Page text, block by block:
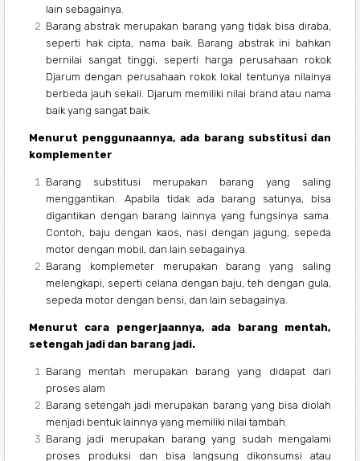
lain sebagainya.
Barang abstrak merupakan barang yang tidak bisa diraba,
seperti hak cipta, nama baik. Barang abstrak ini bahkan
bernilai sangat tinggi, seperti harga perusahaan rokok
Djarum dengan perusahaan rokok lokal tentunya nilainya
berbeda jauh sekali. Djarum memiliki nilai brand atau nama
baik yang sangat baik.
Menurut penggunaannya, ada barang substitusi dan
komplementer
Barang substitusi merupakan barang yang saling
menggantikan. Apabila tidak ada barang satunya, bisa
digantikan dengan barang lainnya yang fungsinya sama.
Contoh, baju dengan kaos, nasi dengan jagung, sepeda
motor dengan mobil, dan lain sebagainya.
Barang komplemeter merupakan barang yang saling
melengkapi, seperti celana dengan baju, teh dengan gula,
sepeda motor dengan bensi, dan lain sebagainya.
Menurut cara pengerjaannya, ada barang mentah,
setengah jadi dan barang jadi.
Barang mentah merupakan barang yang didapat dari
proses alam
Barang setengah jadi merupakan barang yang bisa diolah
menjadi bentuk lainnya yang memiliki nilai tambah.
Barang jadi merupakan barang yang sudah mengalami
proses produksi dan bisa langsung dikonsumsi atau